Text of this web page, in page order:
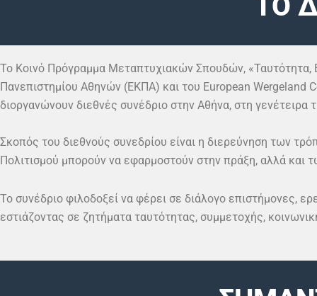
Το Κοινό Πρόγραμμα Μεταπτυχιακών Σπουδών, «Ταυτότητα,
Πανεπιστημίου Αθηνών (ΕΚΠΑ) και του European
διοργανώνουν διεθνές συνέδριο στην Αθήνα, στη γενέτειρα
Σκοπός του διεθνούς συνεδρίου είναι η διερεύνηση των
Πολιτισμού μπορούν να εφαρμοστούν στην πράξη, αλλά
Το συνέδριο φιλοδοξεί να φέρει σε διάλογο επιστήμονες,
εστιάζοντας σε ζητήματα ταυτότητας, συμμετοχής,